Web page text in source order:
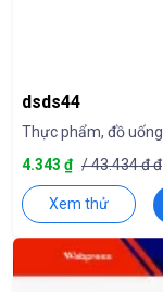
dsds44
Thực phẩm, đồ uống
4.343 ₫ / 43.434 đ đ
Xem thử